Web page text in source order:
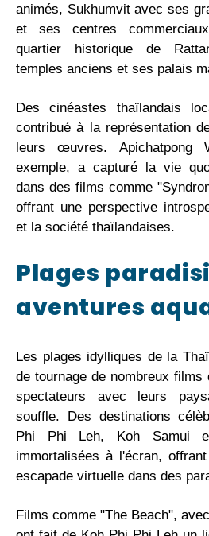
animés, Sukhumvit avec ses
et ses centres
quartier historique de
temples anciens et ses palais
Des cinéastes thaïlandais
contribué à la représentation
leurs œuvres. Apichatpong
exemple, a capturé la vie
dans des films comme
offrant une perspective
et la société thaïlandaises.
Plages
aventures
Les plages idylliques de la
de tournage de nombreux films
spectateurs avec leurs
souffle. Des destinations
Phi Phi Leh, Koh Samui
immortalisées à l'écran,
escapade virtuelle dans des
Films comme "The Beach",